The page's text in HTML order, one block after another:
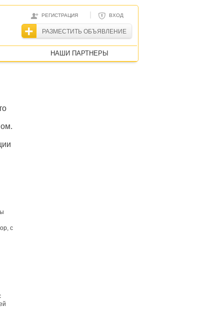
РЕГИСТРАЦИЯ | ВХОД
РАЗМЕСТИТЬ ОБЪЯВЛЕНИЕ
НАШИ ПАРТНЕРЫ
с